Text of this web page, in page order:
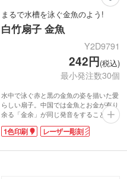
まるで水槽を泳ぐ金魚のよう!
白竹扇子 金魚
Y2D9791
242円(税込)
最小発注数30個
水中で泳ぐ赤と黒の金魚の姿を描いた愛
らしい扇子。中国では金魚とお金が有り
余る「金余」が同じ発音をすることか
ら、金運の象徴、縁起物とされていま
す。扇子は軽くかさばらず電気を使わな
も人気です。
1色印刷 レーザー彫刻